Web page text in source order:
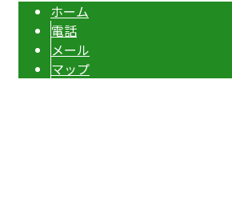
ホーム
電話
メール
マップ